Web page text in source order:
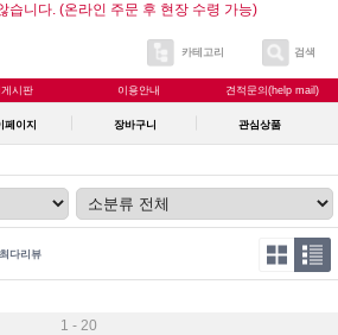
습니다. (온라인 주문 후 현장 수령 가능)
카테고리 검색
시판 이용안내 견적문의(help mail)
페이지 장바구니 관심상품
최다리뷰
1 - 20